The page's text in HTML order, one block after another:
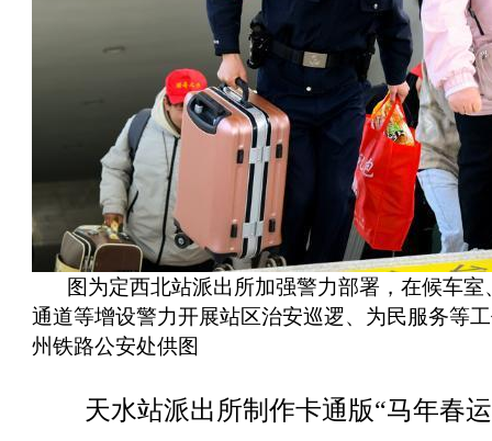
图为定西北站派出所加强警力部署，在候车室
通道等增设警力开展站区治安巡逻、为民服务等
州铁路公安处供图
天水站派出所制作卡通版“马年春运